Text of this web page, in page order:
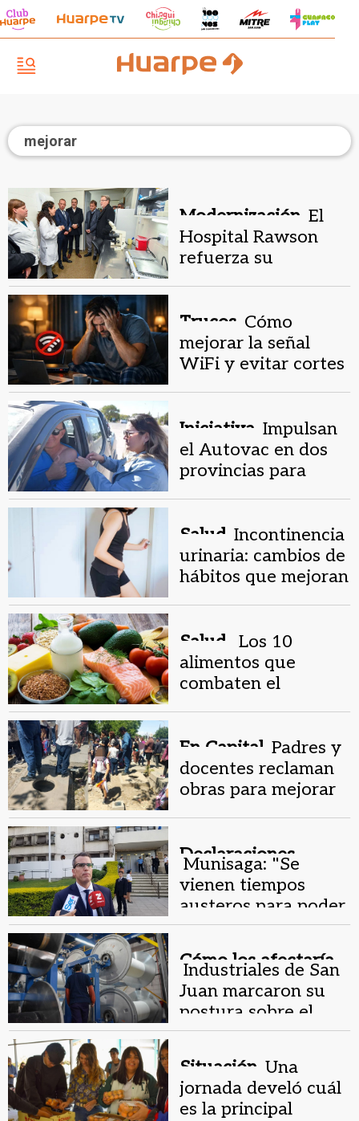
mejorar
Modernización. El
Hospital Rawson
refuerza su
genéticas
Trucos. Cómo
mejorar la señal
WiFi y evitar cortes
Iniciativa. Impulsan
el Autovac en dos
provincias para
Salud. Incontinencia
urinaria: cambios de
hábitos que mejoran
Salud .
Los 10
alimentos que
combaten el
En Capital. Padres y
docentes reclaman
obras para mejorar
Declaraciones.
Munisaga: "Se
vienen tiempos
austeros para poder
mejorar los servicios
en Rawson"
Cómo los afectaría.
Industriales de San
Juan marcaron su
postura sobre el
"libre comercio" de
Situación. Una
jornada develó cuál
es la principal